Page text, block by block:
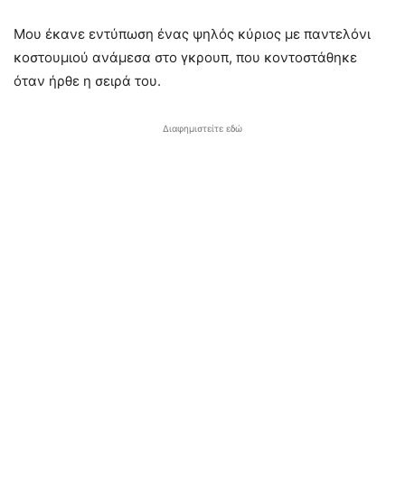
Μου έκανε εντύπωση ένας ψηλός κύριος με παντελόνι
κοστουμιού ανάμεσα στο γκρουπ, που κοντοστάθηκε
όταν ήρθε η σειρά του.
Διαφημιστείτε εδώ